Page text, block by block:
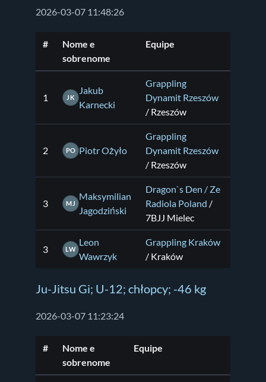
2026-03-07 11:48:26
#
Nome e
sobrenome
Equipe
1 JK
Jakub
Karnecki
Grappling
Dynamit Rzeszów
/ Rzeszów
2 PO Piotr Ożyło
Grappling
Dynamit Rzeszów
/ Rzeszów
3 MJ
Maksymilian
Jagodziński
Dragon`s Den / Ze
Radiola Poland /
7BJJ Mielec
3 LW
Leon
Wawrzyk
Grappling Kraków
/ Kraków
Ju-Jitsu Gi; U-12; chłopcy; -46 kg
2026-03-07 11:23:24
#
Nome e
sobrenome
Equipe